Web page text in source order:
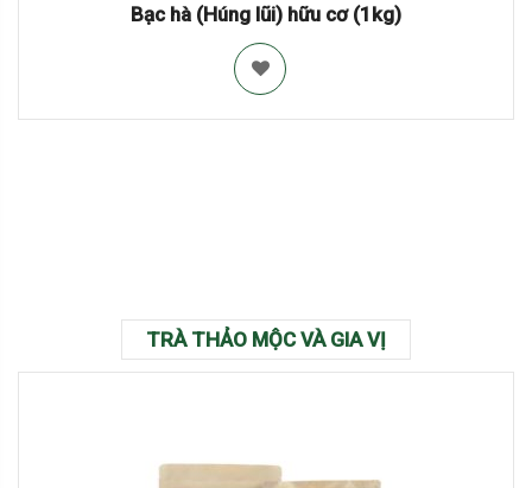
Bạc hà (Húng lũi) hữu cơ (1kg)
TRÀ THẢO MỘC VÀ GIA VỊ